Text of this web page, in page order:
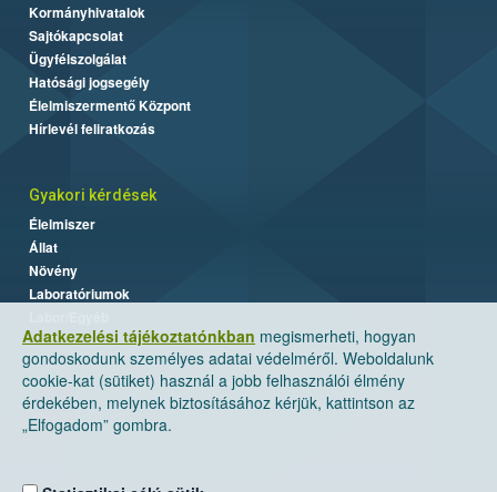
Adatkezelési tájékoztatónkban megismerheti, hogyan
gondoskodunk személyes adatai védelméről. Weboldalunk
cookie-kat (sütiket) használ a jobb felhasználói élmény
érdekében, melynek biztosításához kérjük, kattintson az
„Elfogadom” gombra.
Kormányhivatalok
Sajtókapcsolat
Ügyfélszolgálat
Hatósági jogsegély
Élelmiszermentő Központ
Hírlevél feliratkozás
Gyakori kérdések
Élelmiszer
Állat
Növény
Laboratóriumok